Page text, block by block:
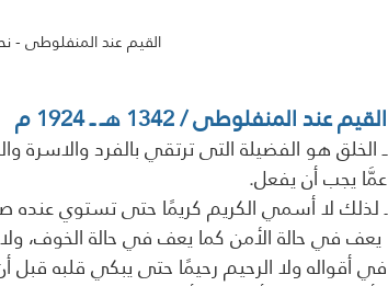
القيم عند المنفلوطى -
القيم عند المنفلوطى / 1342 هــ ــ 1924 م
ــ الخلق هو الفضيلة التى ترتقي بالفرد
عمَّا يجب أن يفعل.
ـ لذلك لا أسمي الكريم كريمًا حتى تستوي عنده
في أقواله ولا الرحيم رحيمًا حتى يبكي قلبه قبل